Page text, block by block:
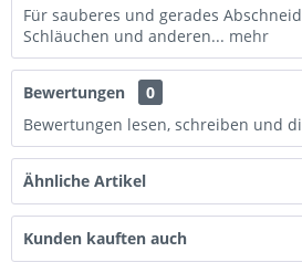
Für sauberes und gerades
Schläuchen und anderen... mehr
Bewertungen
0
Bewertungen lesen, schreiben und
Ähnliche Artikel
Kunden kauften auch